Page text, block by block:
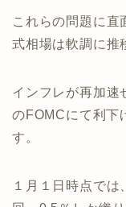
これらの問題に直
式相場は軟調に推
インフレが再加速
のFOMCにて利下
す。
１月１日時点では